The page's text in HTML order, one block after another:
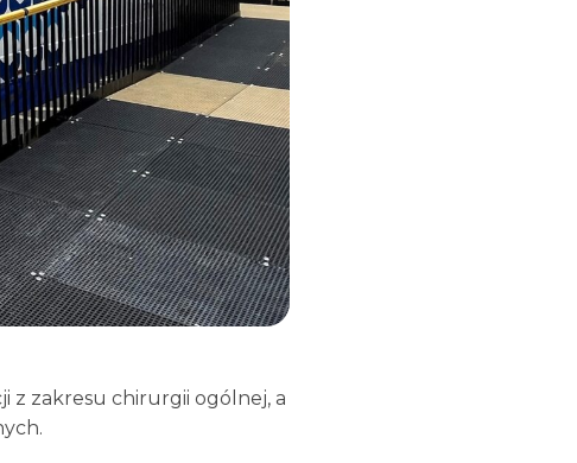
z zakresu chirurgii ogólnej, a